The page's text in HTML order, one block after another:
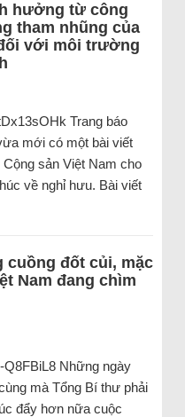
hưởng từ công
tham nhũng của
với môi trường
Trang báo
mới có một bài viết
sản Việt Nam cho
về nghỉ hưu. Bài viết
cuồng đốt củi, mặc
Nam đang chìm
Q8FBiL8 Những ngày
mà Tổng Bí thư phải
đẩy hơn nữa cuộc